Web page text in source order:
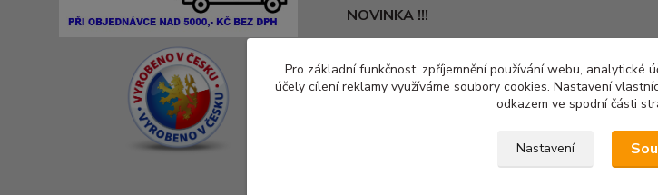
NOVINKA !!!
úkryt pro figuranta včetně trvalého ukotvení na
Pro základní funkčnost, zpříjemnění používání webu, analytické
účely cílení reklamy využíváme soubory cookies. Nastavení
odkazem ve spodní části
Nastavení